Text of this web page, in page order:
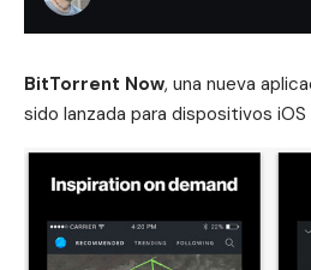
BitTorrent Now, una nueva
sido lanzada para dispositivos iOS